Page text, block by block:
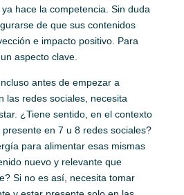
hace la competencia. Sin duda
de que sus contenidos
e impacto positivo. Para
aspecto clave.
antes de empezar a
las redes sociales, necesita
¿Tiene sentido, en el contexto
en 7 u 8 redes sociales?
para alimentar esas mismas
nuevo y relevante que
Si no es así, necesita tomar